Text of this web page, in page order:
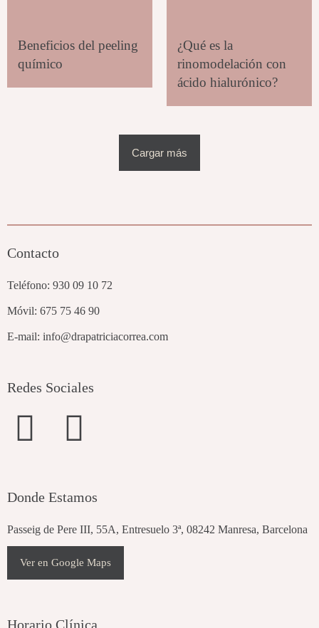
Beneficios del peeling
químico
¿Qué es la
rinomodelación con
ácido hialurónico?
Cargar más
Contacto
Teléfono: 930 09 10 72
Móvil: 675 75 46 90
E-mail: info@drapatriciacorrea.com
Redes Sociales
F
c
e
b
I
s
t
a
Donde Estamos
Passeig de Pere III, 55A, Entresuelo 3ª, 08242 Manresa, Barcelona
Ver en Google Maps
Horario Clínica